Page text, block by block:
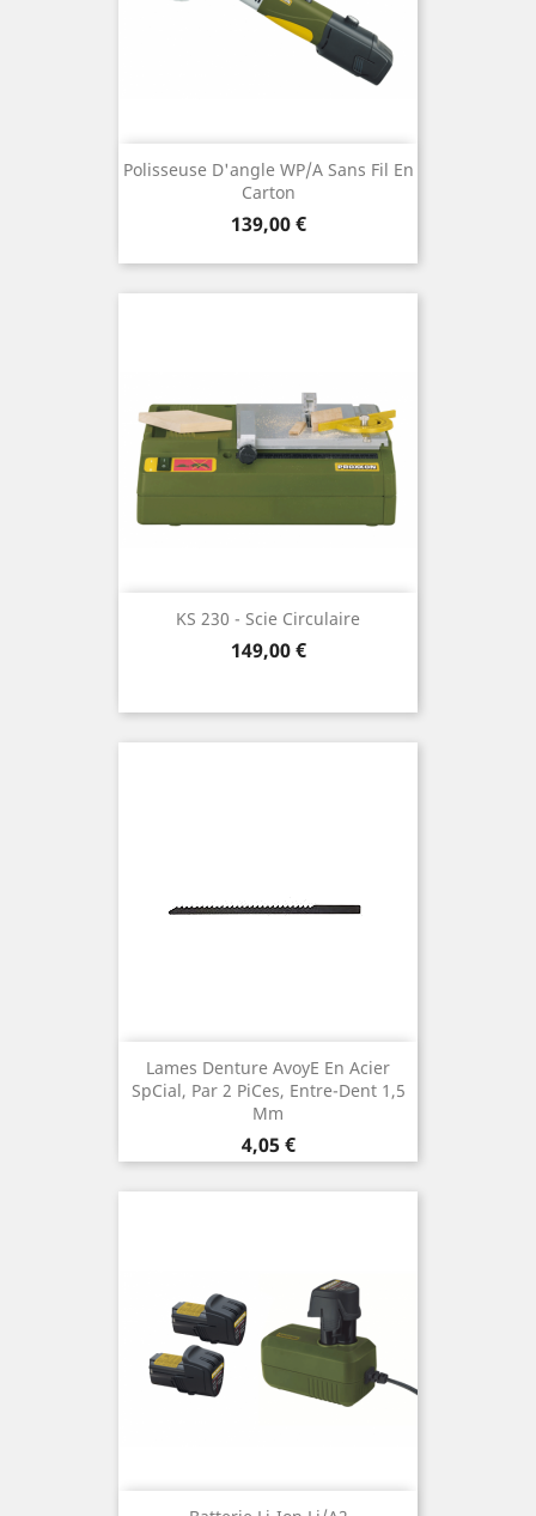
Polisseuse D'angle WP/A Sans Fil En
Carton
Preis
139,00 €
KS 230 - Scie Circulaire
Preis
149,00 €
Lames Denture Avoye En Acier
Spcial, Par 2 Pices, Entre-Dent 1,5
Mm
Preis
4,05 €